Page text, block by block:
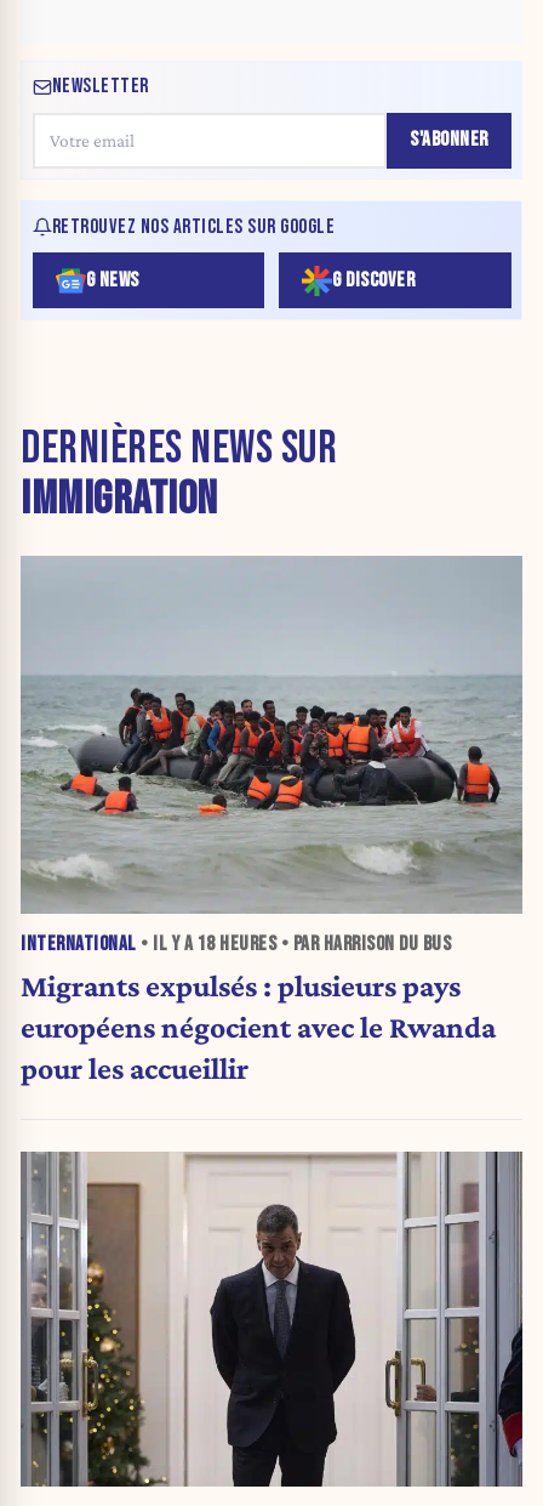
NEWSLETTER
S'ABONNER
RETROUVEZ NOS ARTICLES SUR GOOGLE
G NEWS G DISCOVER
DERNIÈRES NEWS SUR
IMMIGRATION
INTERNATIONAL • IL Y A 18 HEURES• PAR HARRISON DU BUS
Migrants expulsés : plusieurs pays
européens négocient avec le Rwanda
pour les accueillir